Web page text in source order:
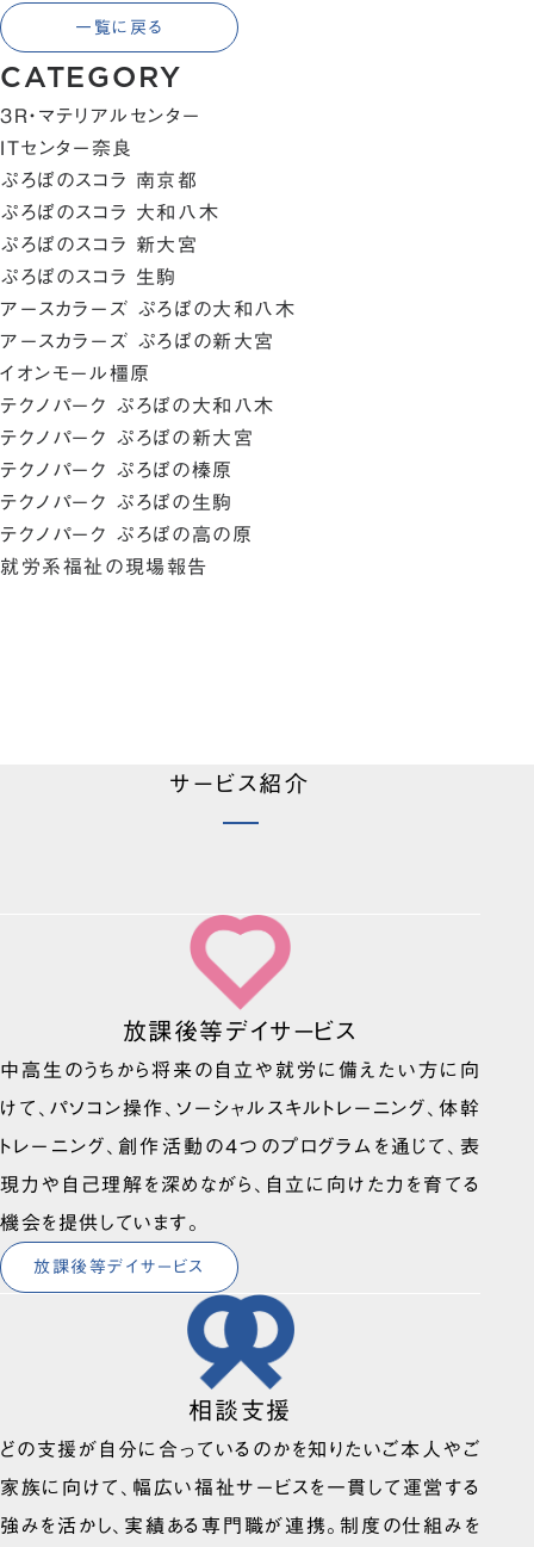
CATEGORY
3R・マテリアルセンター
ITセンター奈良
ぷろぼのスコラ 南京都
ぷろぼのスコラ 大和八木
ぷろぼのスコラ 新大宮
ぷろぼのスコラ 生駒
アースカラーズ ぷろぼの大和八木
アースカラーズ ぷろぼの新大宮
イオンモール橿原
テクノパーク ぷろぼの大和八木
テクノパーク ぷろぼの新大宮
テクノパーク ぷろぼの榛原
テクノパーク ぷろぼの生駒
テクノパーク ぷろぼの高の原
就労系福祉の現場報告
一覧に戻る
サービス紹介
放課後等デイサービス
中高生のうちから将来の自立や就労に備えたい方に向
けて、パソコン操作、ソーシャルスキルトレーニング、体幹
トレーニング、創作活動の4つのプログラムを通じて、表
現力や自己理解を深めながら、自立に向けた力を育てる
機会を提供しています。
放課後等デイサービス
相談支援
どの支援が自分に合っているのかを知りたいご本人やご
家族に向けて、幅広い福祉サービスを一貫して運営する
強みを活かし、実績ある専門職が連携。制度の仕組みを